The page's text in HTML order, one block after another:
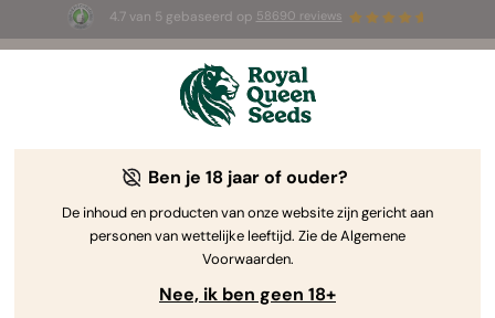
4.7 van 5 gebaseerd op 58690 reviews
3 White Widow Auto zaadjesGRATIS voor de
Ben je 18 jaar of ouder?
De inhoud en producten van onze website zijn gericht aan
personen van wettelijke leeftijd. Zie de Algemene
Voorwaarden.
Nee, ik ben geen 18+